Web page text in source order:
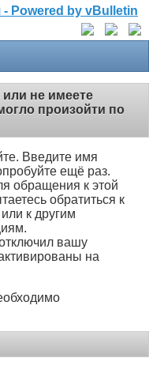
не имеете
произойти по
Введите имя
ещё раз.
обращения к этой
обратиться к
к другим
вашу
на